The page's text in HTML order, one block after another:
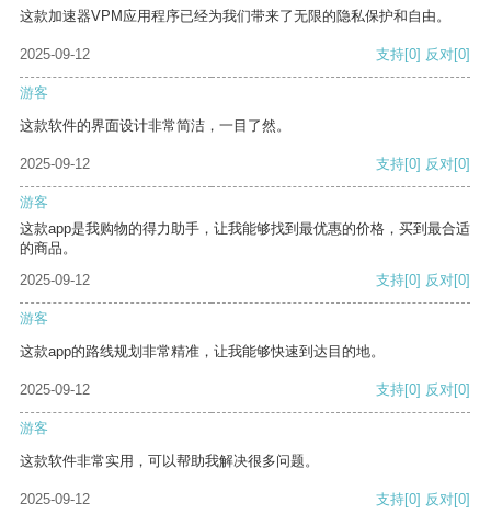
这款加速器VPM应用程序已经为我们带来了无限的隐私保护和自由。
2025-09-12 支持[0] 反对[0]
游客
这款软件的界面设计非常简洁，一目了然。
2025-09-12 支持[0] 反对[0]
游客
这款app是我购物的得力助手，让我能够找到最优惠的价格，买到最合适
的商品。
2025-09-12
支持[0] 反对[0]
游客
这款app的路线规划非常精准，让我能够快速到达目的地。
2025-09-12 支持[0] 反对[0]
游客
这款软件非常实用，可以帮助我解决很多问题。
2025-09-12 支持[0] 反对[0]